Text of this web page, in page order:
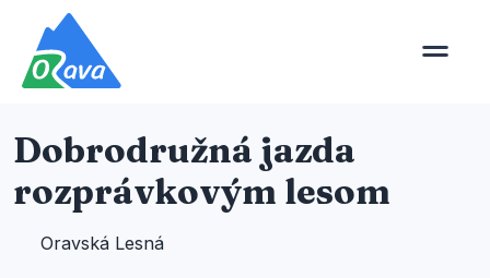
Dobrodružná jazda
rozprávkovým lesom
Oravská Lesná